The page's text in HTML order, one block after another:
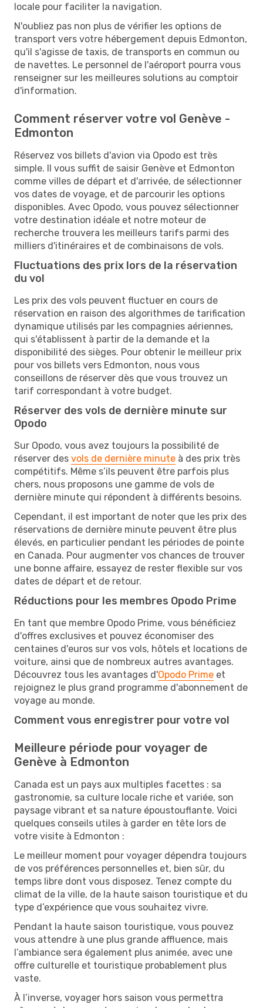
locale pour faciliter la navigation.
N'oubliez pas non plus de vérifier les options de
transport vers votre hébergement depuis Edmonton,
qu'il s'agisse de taxis, de transports en commun ou
de navettes. Le personnel de l'aéroport pourra vous
renseigner sur les meilleures solutions au comptoir
d'information.
Comment réserver votre vol Genève -
Edmonton
Réservez vos billets d'avion via Opodo est très
simple. Il vous suffit de saisir Genève et Edmonton
comme villes de départ et d'arrivée, de sélectionner
vos dates de voyage, et de parcourir les options
disponibles. Avec Opodo, vous pouvez sélectionner
votre destination idéale et notre moteur de
recherche trouvera les meilleurs tarifs parmi des
milliers d'itinéraires et de combinaisons de vols.
Fluctuations des prix lors de la réservation
du vol
Les prix des vols peuvent fluctuer en cours de
réservation en raison des algorithmes de tarification
dynamique utilisés par les compagnies aériennes,
qui s'établissent à partir de la demande et la
disponibilité des sièges. Pour obtenir le meilleur prix
pour vos billets vers Edmonton, nous vous
conseillons de réserver dès que vous trouvez un
tarif correspondant à votre budget.
Réserver des vols de dernière minute sur
Opodo
Sur Opodo, vous avez toujours la possibilité de
réserver des vols de dernière minute à des prix très
compétitifs. Même s’ils peuvent être parfois plus
chers, nous proposons une gamme de vols de
dernière minute qui répondent à différents besoins.
Cependant, il est important de noter que les prix des
réservations de dernière minute peuvent être plus
élevés, en particulier pendant les périodes de pointe
en Canada. Pour augmenter vos chances de trouver
une bonne affaire, essayez de rester flexible sur vos
dates de départ et de retour.
Réductions pour les membres Opodo Prime
En tant que membre Opodo Prime, vous bénéficiez
d'offres exclusives et pouvez économiser des
centaines d'euros sur vos vols, hôtels et locations de
voiture, ainsi que de nombreux autres avantages.
Découvrez tous les avantages d'Opodo Prime et
rejoignez le plus grand programme d'abonnement de
voyage au monde.
Comment vous enregistrer pour votre vol
Meilleure période pour voyager de
Genève à Edmonton
Canada est un pays aux multiples facettes : sa
gastronomie, sa culture locale riche et variée, son
paysage vibrant et sa nature époustouflante. Voici
quelques conseils utiles à garder en tête lors de
votre visite à Edmonton :
Le meilleur moment pour voyager dépendra toujours
de vos préférences personnelles et, bien sûr, du
temps libre dont vous disposez. Tenez compte du
climat de la ville, de la haute saison touristique et du
type d’expérience que vous souhaitez vivre.
Pendant la haute saison touristique, vous pouvez
vous attendre à une plus grande affluence, mais
l’ambiance sera également plus animée, avec une
offre culturelle et touristique probablement plus
vaste.
À l’inverse, voyager hors saison vous permettra